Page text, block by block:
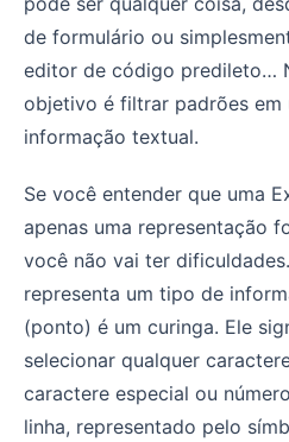
de formulário ou
editor de código predileto…
objetivo é filtrar padrões em
informação textual.
Se você entender que uma
apenas uma representação
você não vai ter
representa um tipo de
(ponto) é um curinga. Ele
selecionar qualquer
caractere especial ou
linha, representado pelo